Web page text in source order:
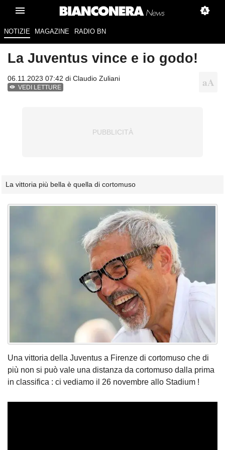
NOTIZIE MAGAZINE RADIO BN
La Juventus vince e io godo!
06.11.2023 07:42 di Claudio Zuliani
VEDI LETTURE
La vittoria più bella è quella di cortomuso
Una vittoria della Juventus a Firenze di cortomuso che di
più non si può vale una distanza da cortomuso dalla prima
in classifica : ci vediamo il 26 novembre allo Stadium !